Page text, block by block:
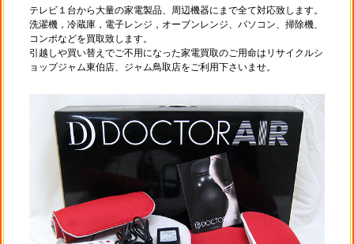
テレビ１台から大量の家電製品、周辺機器にまで全て対応致します。
洗濯機，冷蔵庫，電子レンジ，オーブンレンジ、パソコン、掃除機、
コンポなどを買取致します。
引越しや買い替えでご不用になった家電買取のご用命はリサイクルシ
ョップジャム東伯店、ジャム鳥取店をご利用下さいませ。